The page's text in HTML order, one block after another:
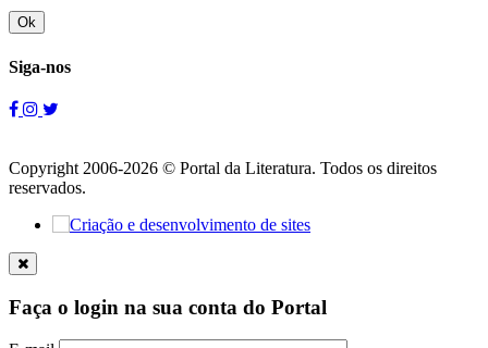
Ok
Siga-nos
Copyright 2006-2026 © Portal da Literatura. Todos os direitos
reservados.
Faça o login na sua conta do Portal